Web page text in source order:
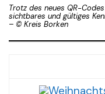
Trotz des neues QR-
sichtbares und gültiges
– © Kreis Borken